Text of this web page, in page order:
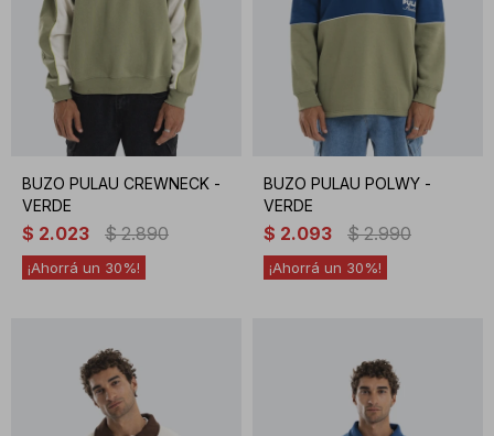
BUZO PULAU CREWNECK -
VERDE
$ 2.023 $ 2.890
30
BUZO PULAU POLWY -
VERDE
$ 2.093 $ 2.990
30